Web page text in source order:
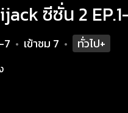
ซีซั่น 2
7 • เข้าชม 7 • ทั่วไป+